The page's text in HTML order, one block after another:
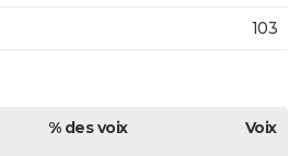
103
% des voix Voix